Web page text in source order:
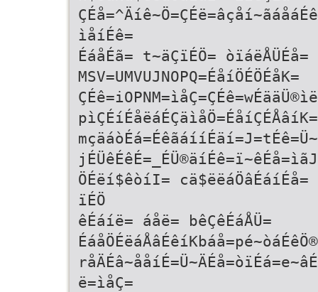
ìåíÉê=
ÉáåÉã= t~äÇïÉÖ=
MSV=UMVUJNOPQ=ÉåíÖÉÖÉåK=
jÉÜêÉêÉ=_ÉÜ®äíÉê=ï~êÉå=ìãJ
ÖÉëí$êòíI= cä$ëëáÖâÉáíÉå=
ïÉÖ
êÉáíë= áåë= bêÇêÉáÅÜ=
ë=ìåÇ=